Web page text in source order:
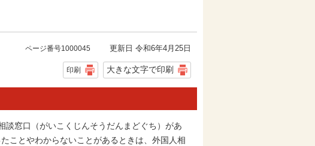
ページ番号1000045 更新日 令和6年4月25日
印刷 大きな文字で印刷
窓口（がいこくじんそうだんまどぐち）があ
ことやわからないことがあるときは、外国人相